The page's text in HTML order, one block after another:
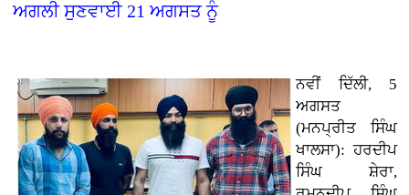
ਅਗਲੀ ਸੁਣਵਾਈ 21 ਅਗਸਤ ਨੂੰ
ਨਵੀਂ ਦਿੱਲੀ, 5
ਅਗਸਤ
(ਮਨਪ੍ਰੀਤ ਸਿੰਘ
ਖਾਲਸਾ): ਹਰਦੀਪ
ਸਿੰਘ ਸ਼ੇਰਾ,